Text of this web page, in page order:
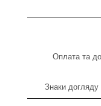
Оплата та
Знаки